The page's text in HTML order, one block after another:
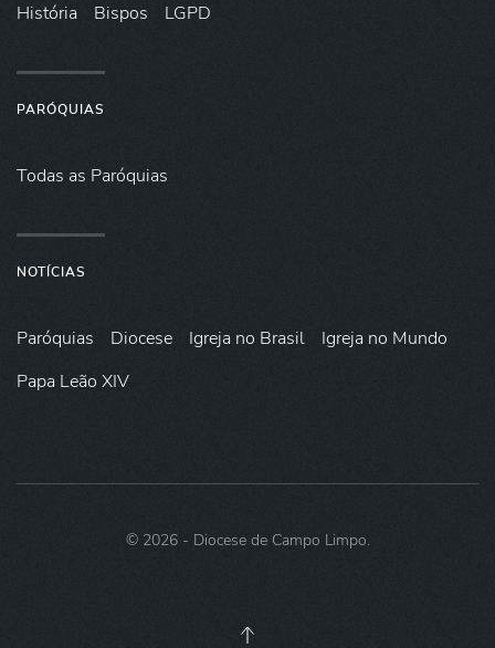
História Bispos LGPD
PARÓQUIAS
Todas as Paróquias
NOTÍCIAS
Paróquias Diocese Igreja no Brasil
Igreja no Mundo
Papa Leão XIV
© 2026- Diocese de Campo Limpo.